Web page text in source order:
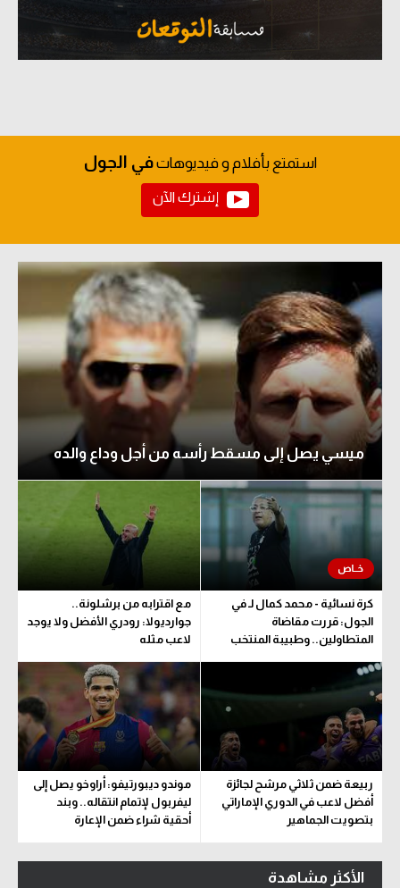
استمتع بأفلام و فيديوهاتفي الجول
إشترك الآن
ميسي يصل إلى مسقط رأسه من أجل وداع والده
كرة نسائية - محمد كمال لـ في
الجول: قررت مقاضاة
المتطاولين.. وطبيبة المنتخب
مع اقترابه من برشلونة..
جوارديولا: رودري الأفضل ولا يوجد
لاعب مثله
ربيعة ضمن ثلاثي مرشح لجائزة
أفضل لاعب في الدوري الإماراتي
بتصويت الجماهير
موندو ديبورتيفو: أراوخو يصل إلى
ليفربول لإتمام انتقاله.. وبند
أحقية شراء ضمن الإعارة
الأكثر مشاهدة